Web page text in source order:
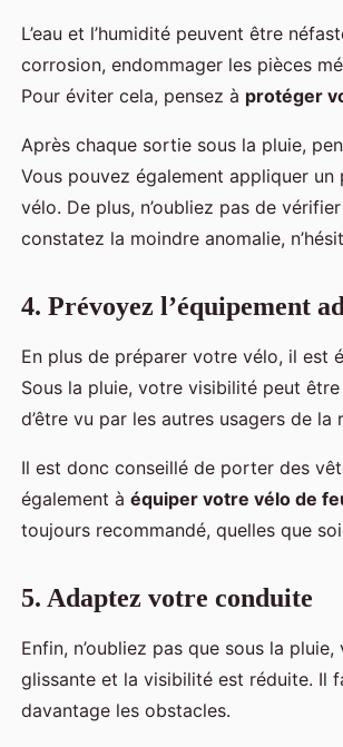
L’eau et l’humidité peuvent être
corrosion, endommager les pièces
Pour éviter cela, pensez à protéger
Après chaque sortie sous la pluie,
Vous pouvez également appliquer
vélo. De plus, n’oubliez pas de
constatez la moindre anomalie,
4. Prévoyez l’équipement
En plus de préparer votre vélo, il est
Sous la pluie, votre visibilité peut
d’être vu par les autres usagers de la
Il est donc conseillé de porter des
également à équiper votre vélo de
toujours recommandé, quelles que
5. Adaptez votre conduite
Enfin, n’oubliez pas que sous la
glissante et la visibilité est réduite. Il
davantage les obstacles.